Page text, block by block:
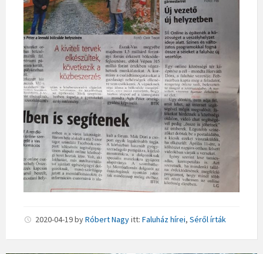
2020-04-19byRóbert Nagyitt: Faluház hírei, Séről írták